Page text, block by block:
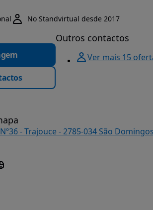
No Standvirtual desde 2017
Outros contactos
Ver mais 15
- Trajouce - 2785-034 São